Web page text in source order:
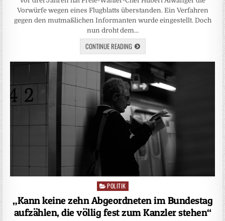
Vorwürfe wegen eines Flugblatts überstanden. Ein Verfahren
gegen den mutmaßlichen Informanten wurde eingestellt. Doch
nun droht dem…
CONTINUE READING
Posted
in
POLITIK
„Kann keine zehn Abgeordneten im Bundestag
aufzählen, die völlig fest zum Kanzler stehen“